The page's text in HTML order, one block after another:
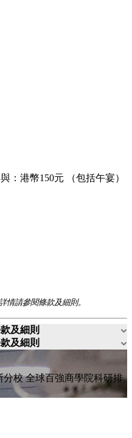
：港幣150元 （包括午宴）
情請參閱條款及細則。
及細則
及細則
分校 全球百強商學院科研排